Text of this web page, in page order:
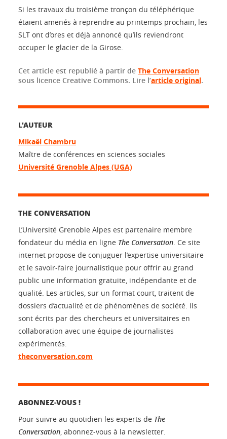
Si les travaux du troisième tronçon du téléphérique
étaient amenés à reprendre au printemps prochain, les
SLT ont d’ores et déjà annoncé qu’ils reviendront
occuper le glacier de la Girose.
Cet article est republié à partir de The Conversation
sous licence Creative Commons. Lire l’article original.
L'AUTEUR
Mikaël Chambru
Maître de conférences en sciences sociales
Université Grenoble Alpes (UGA)
THE CONVERSATION
L’Université Grenoble Alpes est partenaire membre
fondateur du média en ligne The Conversation. Ce site
internet propose de conjuguer l’expertise universitaire
et le savoir-faire journalistique pour offrir au grand
public une information gratuite, indépendante et de
qualité. Les articles, sur un format court, traitent de
dossiers d’actualité et de phénomènes de société. Ils
sont écrits par des chercheurs et universitaires en
collaboration avec une équipe de journalistes
expérimentés.
theconversation.com
ABONNEZ-VOUS !
Pour suivre au quotidien les experts de The
Conversation, abonnez-vous à la newsletter.